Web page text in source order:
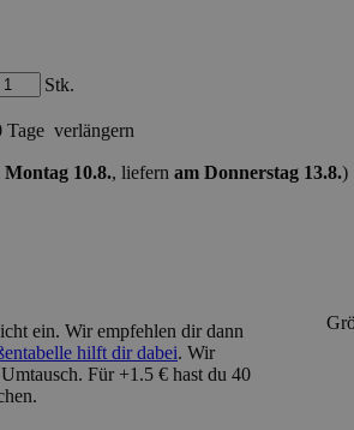
Stk.
Tage verlängern
Montag 10.8., liefern am Donnerstag 13.8.)
ein. Wir empfehlen dir dann
hilft dir dabei. Wir
Für +1.5 € hast du 40